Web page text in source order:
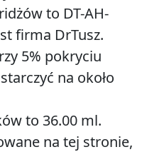
to DT-AH-
firma DrTusz.
5% pokryciu
na około
to 36.00 ml.
na tej stronie,